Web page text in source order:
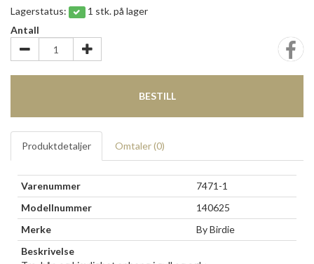
Lagerstatus:
1 stk. på lager
Antall
BESTILL
Produktdetaljer Omtaler (0)
Varenummer
7471-1
Modellnummer
140625
Merke
By Birdie
Beskrivelse